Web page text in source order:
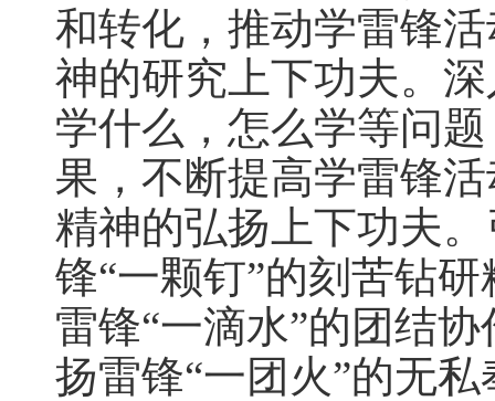
和转化，推动学雷锋
神的研究上下功夫。
学什么，怎么学等问
果，不断提高学雷锋
精神的弘扬上下功夫
锋“一颗钉”的刻苦钻
雷锋“一滴水”的团结
扬雷锋“一团火”的无